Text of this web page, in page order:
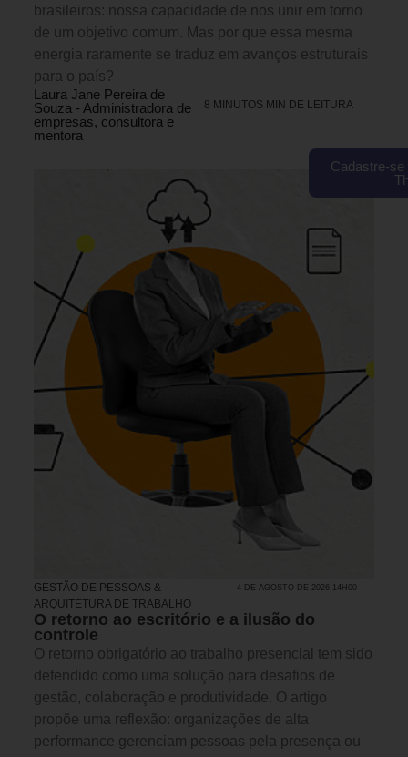
brasileiros: nossa capacidade de nos unir em torno
de um objetivo comum. Mas por que essa mesma
energia raramente se traduz em avanços estruturais
para o país?
Laura Jane Pereira de
Souza - Administradora de
empresas, consultora e
mentora
8 MINUTOS MIN DE LEITURA
GESTÃO DE PESSOAS &
ARQUITETURA DE TRABALHO
4 DE AGOSTO DE 2026 14H00
O retorno ao escritório e a ilusão do
controle
O retorno obrigatório ao trabalho presencial tem sido
defendido como uma solução para desafios de
gestão, colaboração e produtividade. O artigo
propõe uma reflexão: organizações de alta
performance gerenciam pessoas pela presença ou
Cadastre-